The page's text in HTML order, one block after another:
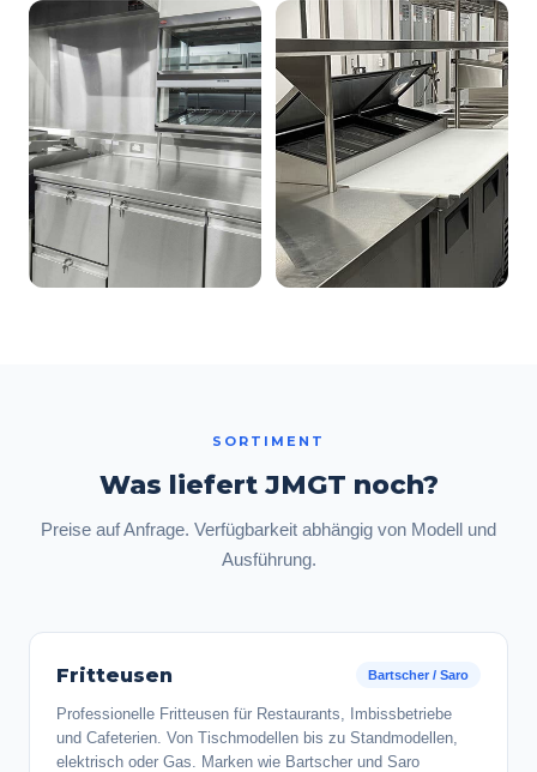
SORTIMENT
Was liefert JMGT noch?
Preise auf Anfrage. Verfügbarkeit abhängig von Modell und
Ausführung.
Fritteusen Bartscher / Saro
Professionelle Fritteusen für Restaurants, Imbissbetriebe
und Cafeterien. Von Tischmodellen bis zu Standmodellen,
elektrisch oder Gas. Marken wie Bartscher und Saro